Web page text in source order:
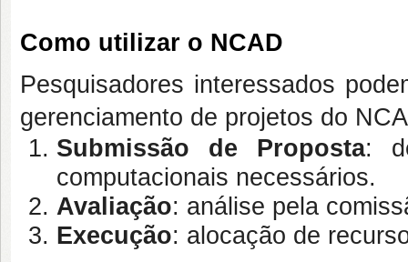
Como utilizar o NCAD
Pesquisadores interessados
gerenciamento de projetos do
Submissão de Proposta:
computacionais necessários.
Avaliação: análise pela
Execução: alocação de